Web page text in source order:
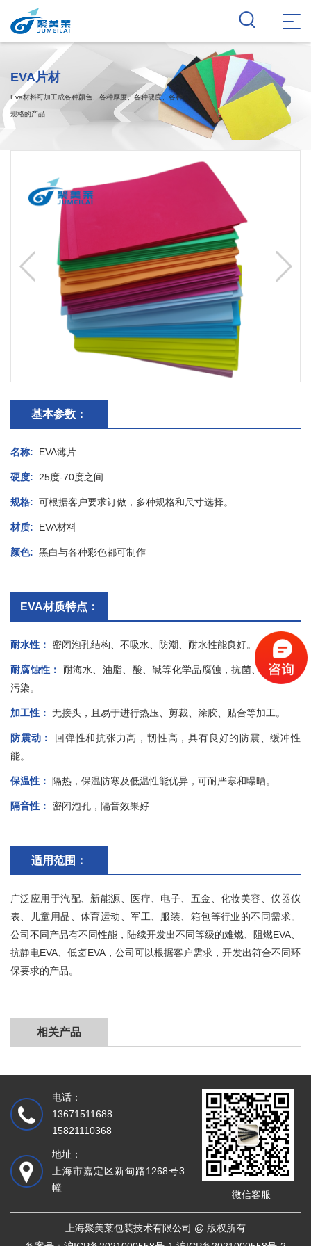
EVA片材
Eva材料可加工成各种颜色、各种厚度、各种硬度、各种
规格的产品
基本参数：
名称: EVA薄片
硬度: 25度-70度之间
规格: 可根据客户要求订做，多种规格和尺寸选择。
材质: EVA材料
颜色: 黑白与各种彩色都可制作
EVA材质特点：
耐水性： 密闭泡孔结构、不吸水、防潮、耐水性能良好。
耐腐蚀性：
耐海水、油脂、酸、碱等化学品腐蚀，抗菌、无毒、无
污染。
加工性： 无接头，且易于进行热压、剪裁、涂胶、贴合等加工。
防震动：
回弹性和抗张力高，韧性高，具有良好的防震、缓冲性
能。
保温性： 隔热，保温防寒及低温性能优异，可耐严寒和曝晒。
隔音性： 密闭泡孔，隔音效果好
适用范围：
广泛应用于汽配、新能源、医疗、电子、五金、化妆美容、仪器仪
表、儿童用品、体育运动、军工、服装、箱包等行业的不同需求。
公司不同产品有不同性能，陆续开发出不同等级的难燃、阻燃EVA、
抗静电EVA、低卤EVA，公司可以根据客户需求，开发出符合不同环
保要求的产品。
相关产品
电话：
13671511688
15821110368
地址：
上海市嘉定区新甸路1268号3
幢
微信客服
上海聚美莱包装技术有限公司 @ 版权所有